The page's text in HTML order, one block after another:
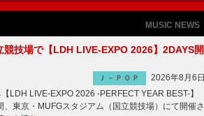
MUSIC NEWS
技場で【LDH LIVE-EXPO 2026】2DAYS開
Ｊ－ＰＯＰ
2026年8月6日
LDH LIVE-EXPO 2026 -PERFECT YEAR BEST-】
東京・MUFGスタジアム（国立競技場）にて開催さ